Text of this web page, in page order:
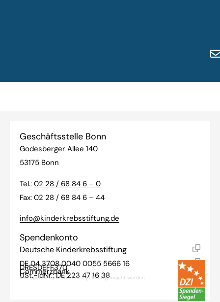
Geschäftsstelle Bonn
Godesberger Allee 140
53175 Bonn
Tel.: 02 28 / 68 84 6 – 0
Fax: 02 28 / 68 84 6 – 44
info@kinderkrebsstiftung.de
Spendenkonto
Deutsche Kinderkrebsstiftung
DE 04 3708 0040 0055 5666 16
DRESDEFF370
Commerzbank
USt.-IdNr.: DE 223 47 16 38
Ihre Spende kann steuerlich geltend gemacht werden